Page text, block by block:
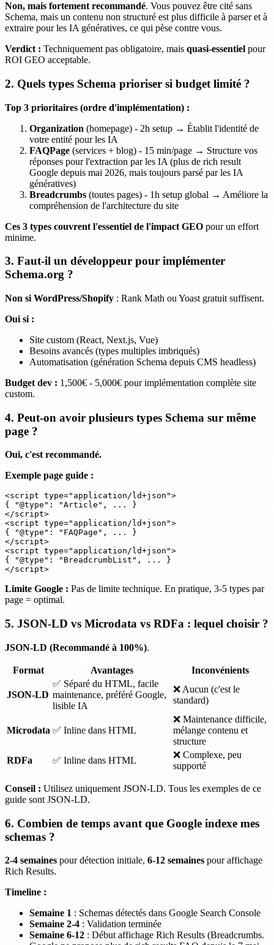
Non, mais fortement recommandé. Vous pouvez être cité sans
Schema, mais un contenu non structuré est plus difficile à parser et à
extraire pour les IA génératives, ce qui pèse contre vous.
Verdict : Techniquement pas obligatoire, mais quasi-essentiel pour
ROI GEO acceptable.
2. Quels types Schema prioriser si budget limité ?
Top 3 prioritaires (ordre d'implémentation) :
Organization (homepage) - 2h setup → Établit l'identité de
votre entité pour les IA
FAQPage (services + blog) - 15 min/page → Structure vos
réponses pour l'extraction par les IA (plus de rich result
Google depuis mai 2026, mais toujours parsé par les IA
génératives)
Breadcrumbs (toutes pages) - 1h setup global → Améliore la
compréhension de l'architecture du site
Ces 3 types couvrent l'essentiel de l'impact GEO pour un effort
minime.
3. Faut-il un développeur pour implémenter
Schema.org ?
Non si WordPress/Shopify : Rank Math ou Yoast gratuit suffisent.
Oui si :
Site custom (React, Next.js, Vue)
Besoins avancés (types multiples imbriqués)
Automatisation (génération Schema depuis CMS headless)
Budget dev : 1,500€ - 5,000€ pour implémentation complète site
custom.
4. Peut-on avoir plusieurs types Schema sur même
page ?
Oui, c'est recommandé.
Exemple page guide :
<script type="application/ld+json">
{ "@type": "Article", ... }
</script>
<script type="application/ld+json">
{ "@type": "FAQPage", ... }
</script>
<script type="application/ld+json">
{ "@type": "BreadcrumbList", ... }
Limite Google : Pas de limite technique. En pratique, 3-5 types par
page = optimal.
5. JSON-LD vs Microdata vs RDFa : lequel choisir ?
JSON-LD (Recommandé à 100%).
Format Avantages Inconvénients
JSON-LD
✅ Séparé du HTML, facile
maintenance, préféré Google,
lisible IA
❌ Aucun (c'est le
standard)
Microdata ✅ Inline dans HTML
❌ Maintenance difficile,
mélange contenu et
structure
RDFa
✅ Inline dans HTML
❌ Complexe, peu
supporté
Conseil : Utilisez uniquement JSON-LD. Tous les exemples de ce
guide sont JSON-LD.
6. Combien de temps avant que Google indexe mes
schemas ?
2-4 semaines pour détection initiale, 6-12 semaines pour affichage
Rich Results.
Timeline :
Semaine 1 : Schemas détectés dans Google Search Console
Semaine 2-4 : Validation terminée
Semaine 6-12 : Début affichage Rich Results (Breadcrumbs.